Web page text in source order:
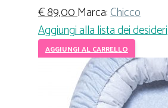
€89,00Marca:Chicco
Aggiungi alla lista dei desideri
AGGIUNGI AL CARRELLO